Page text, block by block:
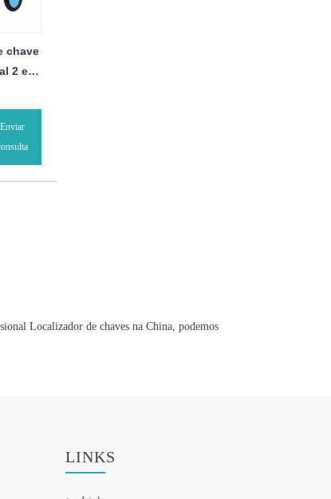
chave
2 em
Enviar
Localizador de chaves na China, podemos
LINKS